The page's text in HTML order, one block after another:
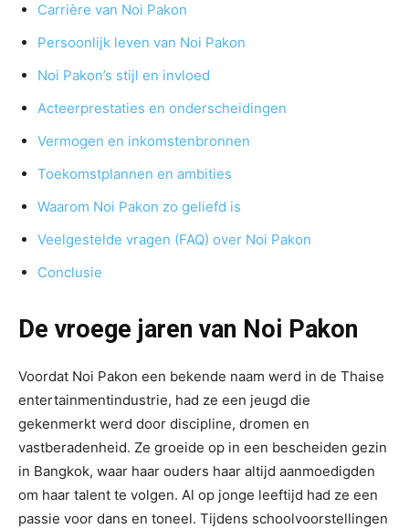
Carrière van Noi Pakon
Persoonlijk leven van Noi Pakon
Noi Pakon’s stijl en invloed
Acteerprestaties en onderscheidingen
Vermogen en inkomstenbronnen
Toekomstplannen en ambities
Waarom Noi Pakon zo geliefd is
Veelgestelde vragen (FAQ) over Noi Pakon
Conclusie
De vroege jaren van Noi Pakon
Voordat Noi Pakon een bekende naam werd in de Thaise
entertainmentindustrie, had ze een jeugd die
gekenmerkt werd door discipline, dromen en
vastberadenheid. Ze groeide op in een bescheiden gezin
in Bangkok, waar haar ouders haar altijd aanmoedigden
om haar talent te volgen. Al op jonge leeftijd had ze een
passie voor dans en toneel. Tijdens schoolvoorstellingen